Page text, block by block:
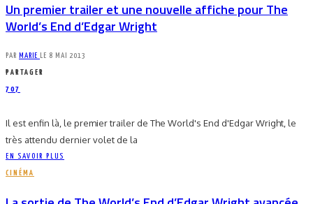
Un premier trailer et une nouvelle affiche pour The
World’s End d’Edgar Wright
PAR MARIE LE 8 MAI 2013
PARTAGER
707
Il est enfin là, le premier trailer de The World's End d'Edgar Wright, le
très attendu dernier volet de la
EN SAVOIR PLUS
CINÉMA